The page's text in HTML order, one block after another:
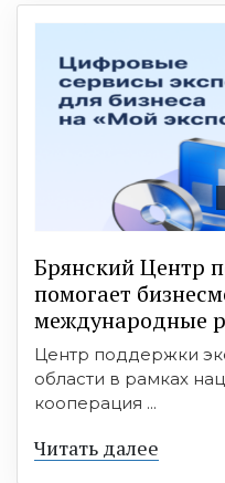
Брянский Центр
помогает
международные
Центр поддержки
области в рамках
кооперация ...
Читать далее